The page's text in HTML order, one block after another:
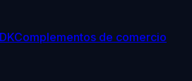
Complementos de comercio